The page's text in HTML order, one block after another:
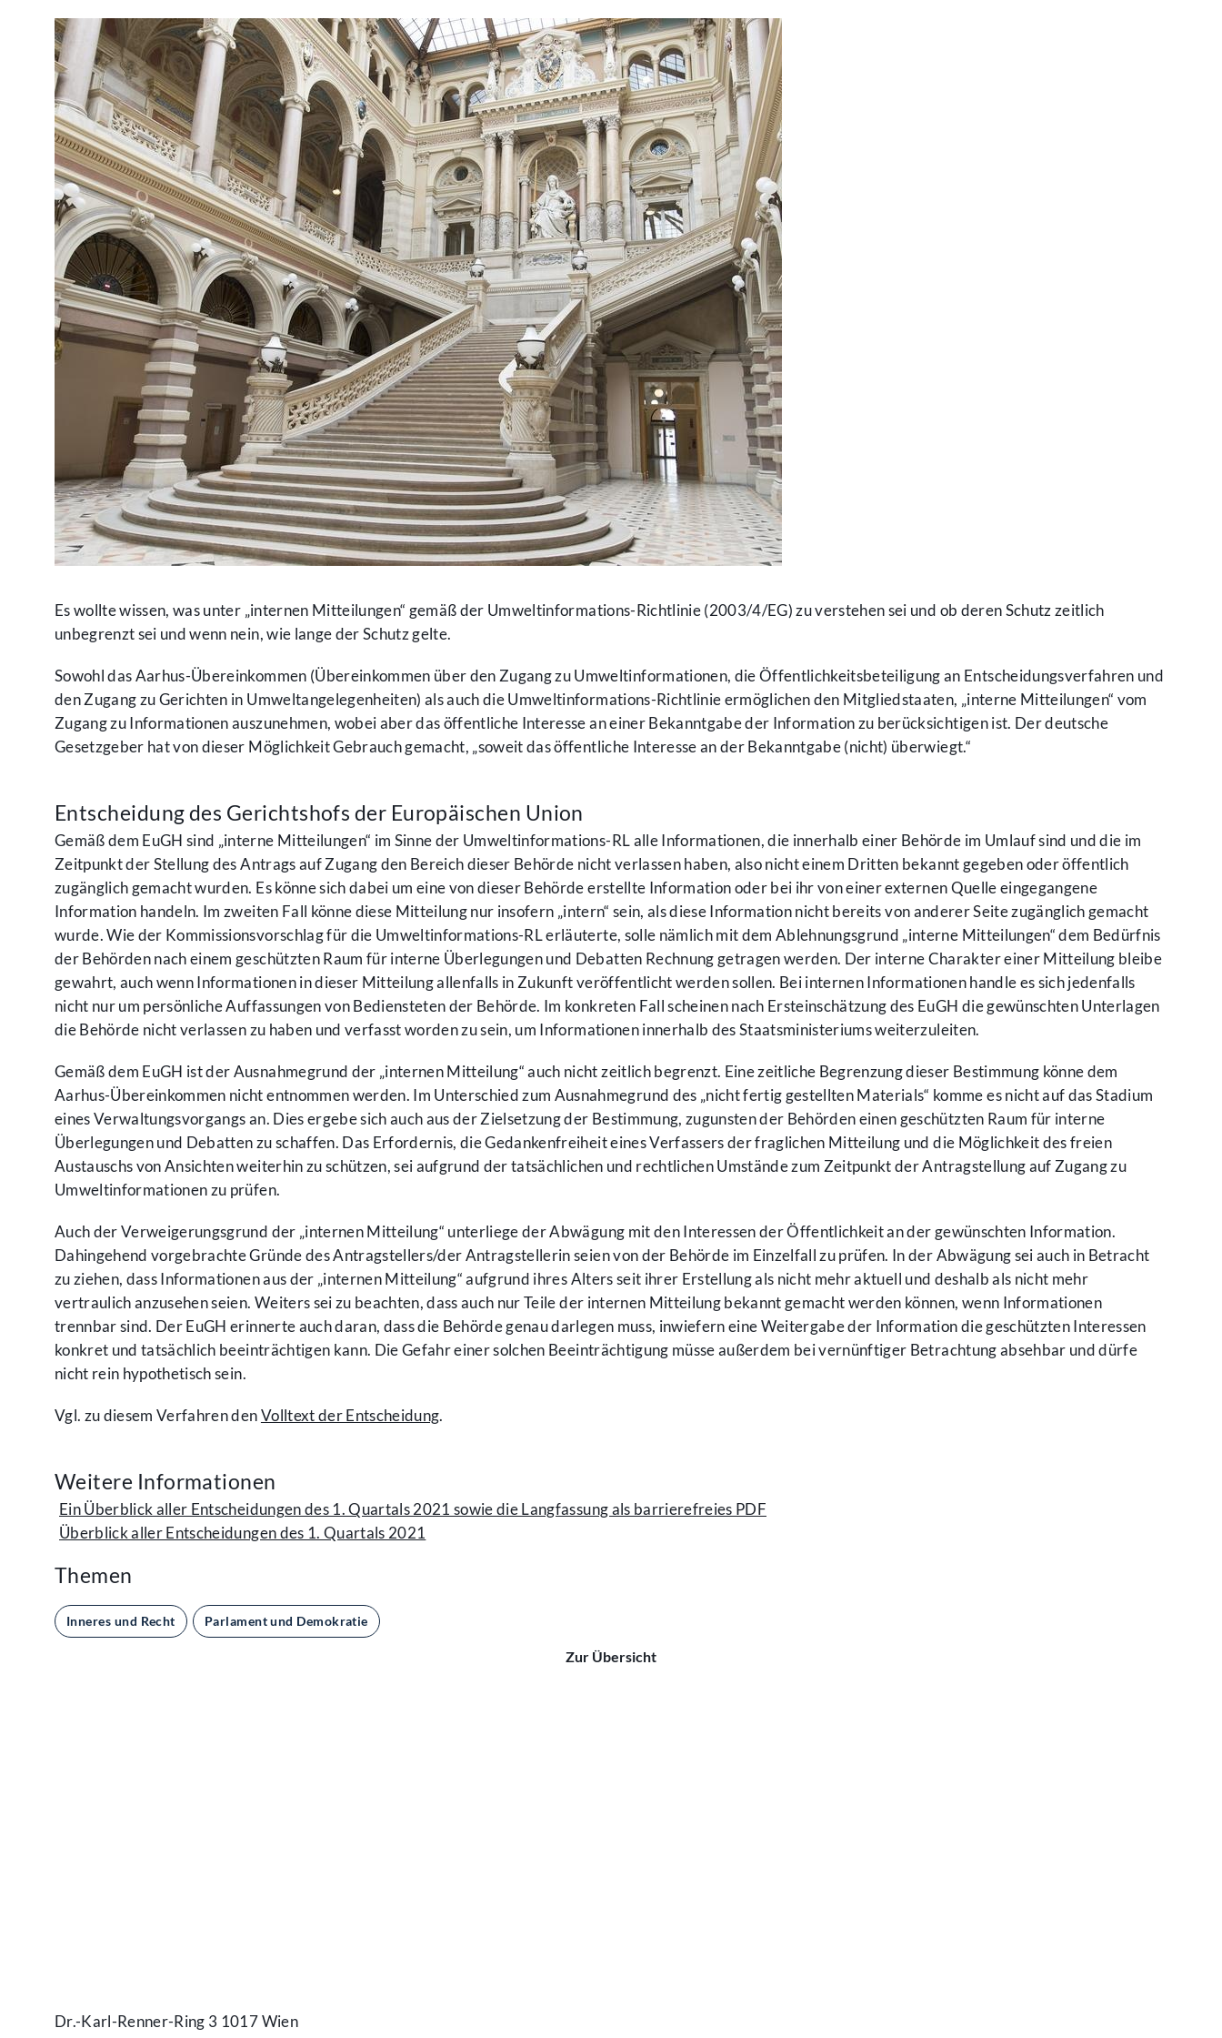
Es wollte wissen, was unter „internen Mitteilungen“ gemäß der Umweltinformations-Richtlinie (2003/4/EG) zu verstehen sei und ob deren Schutz zeitlich
unbegrenzt sei und wenn nein, wie lange der Schutz gelte.
Sowohl das Aarhus-Übereinkommen (Übereinkommen über den Zugang zu Umweltinformationen, die Öffentlichkeitsbeteiligung an Entscheidungsverfahren und
den Zugang zu Gerichten in Umweltangelegenheiten) als auch die Umweltinformations-Richtlinie ermöglichen den Mitgliedstaaten, „interne Mitteilungen“ vom
Zugang zu Informationen auszunehmen, wobei aber das öffentliche Interesse an einer Bekanntgabe der Information zu berücksichtigen ist. Der deutsche
Gesetzgeber hat von dieser Möglichkeit Gebrauch gemacht, „soweit das öffentliche Interesse an der Bekanntgabe (nicht) überwiegt.“
Entscheidung des Gerichtshofs der Europäischen Union
Gemäß dem EuGH sind „interne Mitteilungen“ im Sinne der Umweltinformations-RL alle Informationen, die innerhalb einer Behörde im Umlauf sind und die im
Zeitpunkt der Stellung des Antrags auf Zugang den Bereich dieser Behörde nicht verlassen haben, also nicht einem Dritten bekannt gegeben oder öffentlich
zugänglich gemacht wurden. Es könne sich dabei um eine von dieser Behörde erstellte Information oder bei ihr von einer externen Quelle eingegangene
Information handeln. Im zweiten Fall könne diese Mitteilung nur insofern „intern“ sein, als diese Information nicht bereits von anderer Seite zugänglich gemacht
wurde. Wie der Kommissionsvorschlag für die Umweltinformations-RL erläuterte, solle nämlich mit dem Ablehnungsgrund „interne Mitteilungen“ dem Bedürfnis
der Behörden nach einem geschützten Raum für interne Überlegungen und Debatten Rechnung getragen werden. Der interne Charakter einer Mitteilung bleibe
gewahrt, auch wenn Informationen in dieser Mitteilung allenfalls in Zukunft veröffentlicht werden sollen. Bei internen Informationen handle es sich jedenfalls
nicht nur um persönliche Auffassungen von Bediensteten der Behörde. Im konkreten Fall scheinen nach Ersteinschätzung des EuGH die gewünschten Unterlagen
die Behörde nicht verlassen zu haben und verfasst worden zu sein, um Informationen innerhalb des Staatsministeriums weiterzuleiten.
Gemäß dem EuGH ist der Ausnahmegrund der „internen Mitteilung“ auch nicht zeitlich begrenzt. Eine zeitliche Begrenzung dieser Bestimmung könne dem
Aarhus-Übereinkommen nicht entnommen werden. Im Unterschied zum Ausnahmegrund des „nicht fertig gestellten Materials“ komme es nicht auf das Stadium
eines Verwaltungsvorgangs an. Dies ergebe sich auch aus der Zielsetzung der Bestimmung, zugunsten der Behörden einen geschützten Raum für interne
Überlegungen und Debatten zu schaffen. Das Erfordernis, die Gedankenfreiheit eines Verfassers der fraglichen Mitteilung und die Möglichkeit des freien
Austauschs von Ansichten weiterhin zu schützen, sei aufgrund der tatsächlichen und rechtlichen Umstände zum Zeitpunkt der Antragstellung auf Zugang zu
Umweltinformationen zu prüfen.
Auch der Verweigerungsgrund der „internen Mitteilung“ unterliege der Abwägung mit den Interessen der Öffentlichkeit an der gewünschten Information.
Dahingehend vorgebrachte Gründe des Antragstellers/der Antragstellerin seien von der Behörde im Einzelfall zu prüfen. In der Abwägung sei auch in Betracht
zu ziehen, dass Informationen aus der „internen Mitteilung“ aufgrund ihres Alters seit ihrer Erstellung als nicht mehr aktuell und deshalb als nicht mehr
vertraulich anzusehen seien. Weiters sei zu beachten, dass auch nur Teile der internen Mitteilung bekannt gemacht werden können, wenn Informationen
trennbar sind. Der EuGH erinnerte auch daran, dass die Behörde genau darlegen muss, inwiefern eine Weitergabe der Information die geschützten Interessen
konkret und tatsächlich beeinträchtigen kann. Die Gefahr einer solchen Beeinträchtigung müsse außerdem bei vernünftiger Betrachtung absehbar und dürfe
nicht rein hypothetisch sein.
Vgl. zu diesem Verfahren denVolltext der Entscheidung.
Weitere Informationen
Ein Überblick aller Entscheidungen des 1. Quartals 2021 sowie die Langfassung als barrierefreies PDF
Überblick aller Entscheidungen des 1. Quartals 2021
Themen
Inneres und Recht Parlament und Demokratie
Zur Übersicht
Dr.-Karl-Renner-Ring 3 1017 Wien